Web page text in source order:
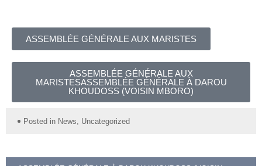
ASSEMBLÉE GÉNÉRALE AUX MARISTES
ASSEMBLÉE GÉNÉRALE AUX
MARISTESASSEMBLÉE GÉNÉRALE À DAROU
KHOUDOSS (VOISIN MBORO)
Posted in News, Uncategorized